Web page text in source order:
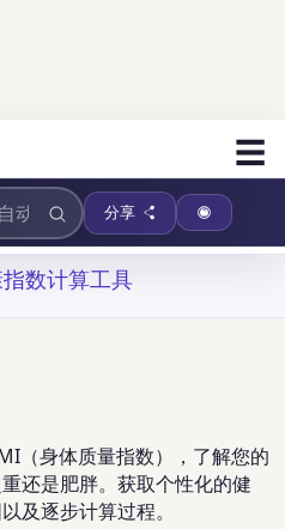
☰
分享
数计算工具
（身体质量指数），了解您的
还是肥胖。获取个性化的健
及逐步计算过程。